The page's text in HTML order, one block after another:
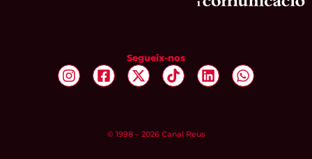
Segueix-nos
© 1998 – 2026 Canal Reus